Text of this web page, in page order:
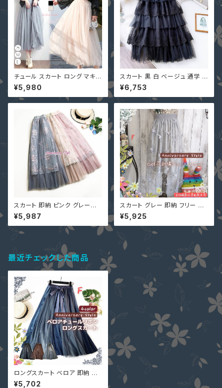
チュール スカート ロング マキシ
スカート ウエストゴム フレアス
カート 春夏 1GEYU-0016
¥5,980
スカート 黒 白 ベージュ 通学 パ
ーティー 二次会 ボリューム感
５段フレア QY-15716 花柄刺
繍 レース チュール 切替 スカー
丈
¥6,753
スカート 即納 ピンク グレーブ
ルー 黒 ベージュ 通勤 通学 出
かけ パーティー 大人 上品 花柄
刺繍 チュール 重ね スカート フ
リー QY-12366 ミモレ ロング
¥5,987
スカート グレー 即納 フリー QY
-12368 立体花柄 刺繍 チュー
ル 裏地ミニ丈 レディース
¥5,925
最近チェックした商品
ロングスカート ベロア 即納 有
黒 ネイビー 茶 グレー 通勤 通
¥5,702